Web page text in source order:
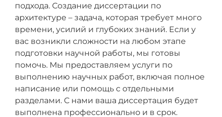
подхода. Создание диссертации по
архитектуре – задача, которая требует много
времени, усилий и глубоких знаний. Если у
вас возникли сложности на любом этапе
подготовки научной работы, мы готовы
помочь. Мы предоставляем услуги по
выполнению научных работ, включая полное
написание или помощь с отдельными
разделами. С нами ваша диссертация будет
выполнена профессионально и в срок.